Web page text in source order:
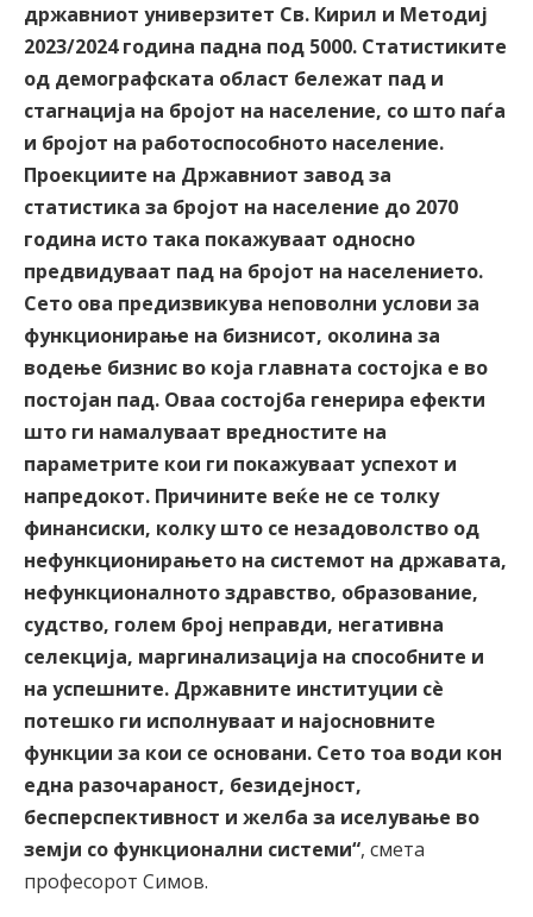
државниот универзитет Св. Кирил и Методиј
2023/2024 година падна под 5000. Статистиките
од демографската област бележат пад и
стагнација на бројот на население, со што паѓа
и бројот на работоспособното население.
Проекциите на Државниот завод за
статистика за бројот на население до 2070
година исто така покажуваат односно
предвидуваат пад на бројот на населението.
Сето ова предизвикува неповолни услови за
функционирање на бизнисот, околина за
водење бизнис во која главната состојка е во
постојан пад. Оваа состојба генерира ефекти
што ги намалуваат вредностите на
параметрите кои ги покажуваат успехот и
напредокот. Причините веќе не се толку
финансиски, колку што се незадоволство од
нефункционирањето на системот на државата,
нефункционалното здравство, образование,
судство, голем број неправди, негативна
селекција, маргинализација на способните и
на успешните. Државните институции сѐ
потешко ги исполнуваат и најосновните
функции за кои се основани. Сето тоа води кон
една разочараност, безидејност,
бесперспективност и желба за иселување во
земји со функционални системи“, смета
професорот Симов.